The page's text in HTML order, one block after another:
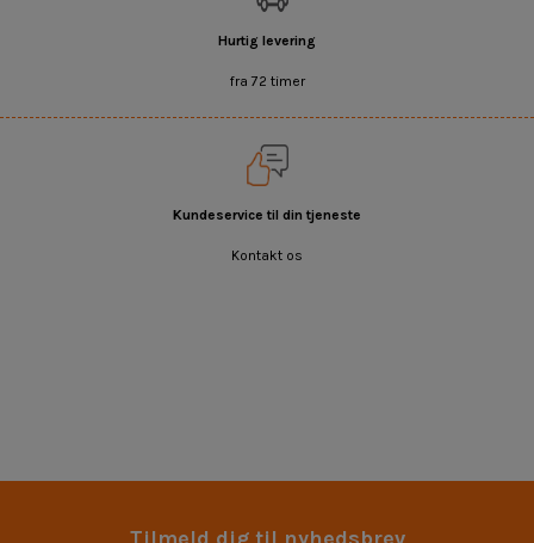
Hurtig levering
fra 72 timer
Kundeservice til din tjeneste
Kontakt os